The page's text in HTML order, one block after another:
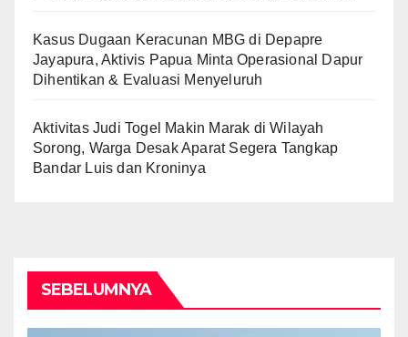
Kasus Dugaan Keracunan MBG di Depapre
Jayapura, Aktivis Papua Minta Operasional Dapur
Dihentikan & Evaluasi Menyeluruh
Aktivitas Judi Togel Makin Marak di Wilayah
Sorong, Warga Desak Aparat Segera Tangkap
Bandar Luis dan Kroninya
SEBELUMNYA